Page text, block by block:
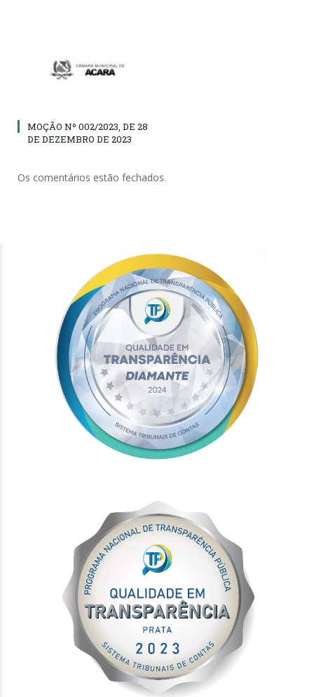
MOÇÃO Nº 002/2023, DE 28
DE DEZEMBRO DE 2023
Os comentários estão fechados.